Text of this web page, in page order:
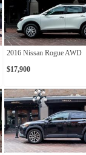
2016 Nissan Rogue AWD
$17,900